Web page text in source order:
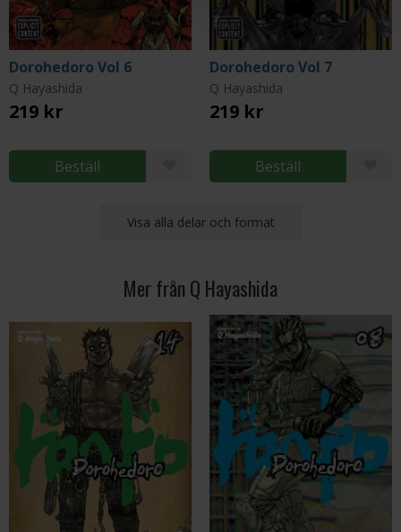
Dorohedoro Vol 6
Q Hayashida
219 kr
Beställ
Dorohedoro Vol 7
Q Hayashida
219 kr
Beställ
Visa alla delar och format
Mer från Q Hayashida